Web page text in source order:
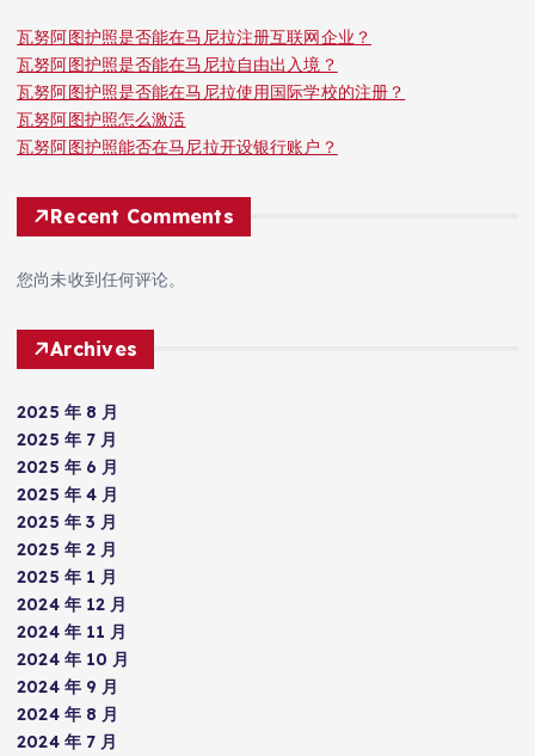
瓦努阿图护照是否能在马尼拉注册互联网企业？
瓦努阿图护照是否能在马尼拉自由出入境？
瓦努阿图护照是否能在马尼拉使用国际学校的注册？
瓦努阿图护照怎么激活
瓦努阿图护照能否在马尼拉开设银行账户？
Recent Comments
您尚未收到任何评论。
Archives
2025 年 8 月
2025 年 7 月
2025 年 6 月
2025 年 4 月
2025 年 3 月
2025 年 2 月
2025 年 1 月
2024 年 12 月
2024 年 11 月
2024 年 10 月
2024 年 9 月
2024 年 8 月
2024 年 7 月